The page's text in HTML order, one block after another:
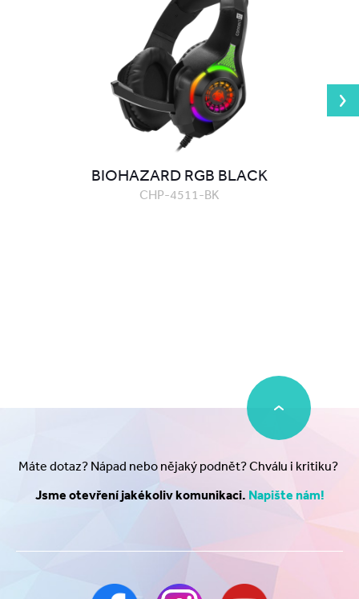
BIOHAZARD RGB BLACK
CHP-4511-BK
Máte dotaz? Nápad nebo nějaký podnět? Chválu i kritiku?
Jsme otevření jakékoliv komunikaci. Napište nám!